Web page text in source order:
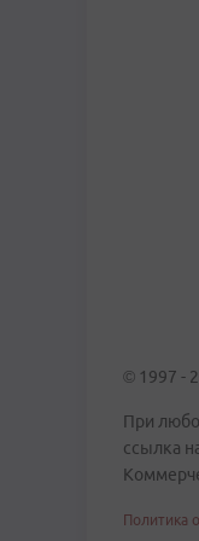
© 1997 -
При
ссылка
Политика